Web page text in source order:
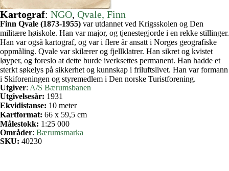
Kartograf: NGO, Qvale, Finn
Finn Qvale (1873-1955) var utdannet ved Krigsskolen og Den
militære høiskole. Han var major, og tjenestegjorde i en rekke stillinger.
Han var også kartograf, og var i flere år ansatt i Norges geografiske
oppmåling. Qvale var skilærer og fjellklatrer. Han sikret og kvistet
løyper, og foreslo at dette burde iverksettes permanent. Han hadde et
sterkt søkelys på sikkerhet og kunnskap i friluftslivet. Han var formann
i Skiforeningen og styremedlem i Den norske Turistforening.
Utgiver: A/S Bærumsbanen
Utgivelsesår: 1931
Ekvidistanse: 10 meter
Kartformat: 66 x 59,5 cm
Målestokk: 1:25 000
Områder: Bærumsmarka
SKU: 40230